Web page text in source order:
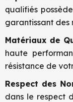
qualifiés
garantissant des
Matériaux de
haute
résistance de
Respect des
dans le respect